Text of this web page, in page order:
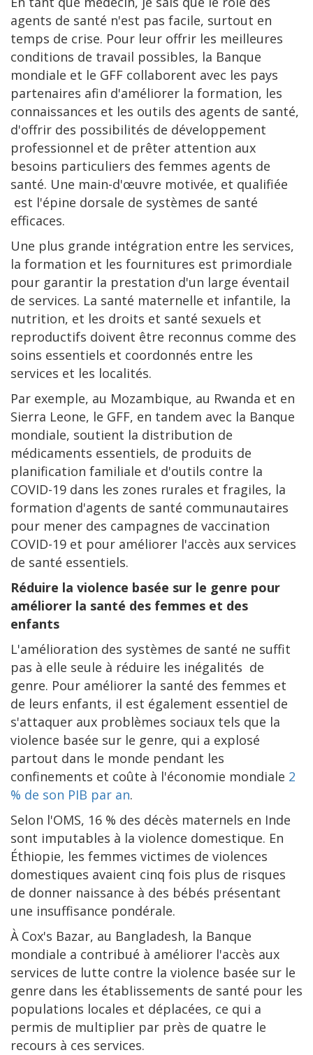
agents de santé n'est pas facile, surtout en
temps de crise. Pour leur offrir les meilleures
conditions de travail possibles, la Banque
mondiale et le GFF collaborent avec les pays
partenaires afin d'améliorer la formation, les
connaissances et les outils des agents de santé,
d'offrir des possibilités de développement
professionnel et de prêter attention aux
besoins particuliers des femmes agents de
santé. Une main-d'œuvre motivée, et qualifiée
est l'épine dorsale de systèmes de santé
efficaces.
Une plus grande intégration entre les services,
la formation et les fournitures est primordiale
pour garantir la prestation d'un large éventail
de services. La santé maternelle et infantile, la
nutrition, et les droits et santé sexuels et
reproductifs doivent être reconnus comme des
soins essentiels et coordonnés entre les
services et les localités.
Par exemple, au Mozambique, au Rwanda et en
Sierra Leone, le GFF, en tandem avec la Banque
mondiale, soutient la distribution de
médicaments essentiels, de produits de
planification familiale et d'outils contre la
COVID-19 dans les zones rurales et fragiles, la
formation d'agents de santé communautaires
pour mener des campagnes de vaccination
COVID-19 et pour améliorer l'accès aux services
de santé essentiels.
Réduire la violence basée sur le genre pour
améliorer la santé des femmes et des
enfants
L'amélioration des systèmes de santé ne suffit
pas à elle seule à réduire les inégalités de
genre. Pour améliorer la santé des femmes et
de leurs enfants, il est également essentiel de
s'attaquer aux problèmes sociaux tels que la
violence basée sur le genre, qui a explosé
partout dans le monde pendant les
confinements et coûte à l'économie mondiale 2
% de son PIB par an.
Selon l'OMS, 16 % des décès maternels en Inde
sont imputables à la violence domestique. En
Éthiopie, les femmes victimes de violences
domestiques avaient cinq fois plus de risques
de donner naissance à des bébés présentant
une insuffisance pondérale.
À Cox's Bazar, au Bangladesh, la Banque
mondiale a contribué à améliorer l'accès aux
services de lutte contre la violence basée sur le
genre dans les établissements de santé pour les
populations locales et déplacées, ce qui a
permis de multiplier par près de quatre le
recours à ces services.